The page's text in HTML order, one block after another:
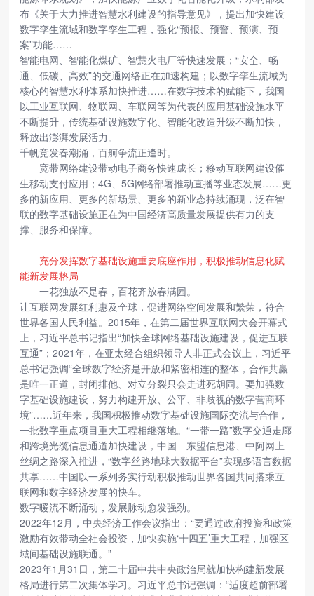
布《关于大力推进智慧水利建设的指导意见》，提出加快建设
数字孪生流域和数字孪生工程，强化“预报、预警、预演、预
案”功能……
智能电网、智能化煤矿、智慧火电厂等快速发展；“安全、畅
通、低碳、高效”的交通网络正在加速构建；以数字孪生流域为
核心的智慧水利体系加快推进……在数字技术的赋能下，我国
以工业互联网、物联网、车联网等为代表的应用基础设施水平
不断提升，传统基础设施数字化、智能化改造升级不断加快，
释放出澎湃发展活力。
千帆竞发春潮涌，百舸争流正逢时。
宽带网络建设带动电子商务快速成长；移动互联网建设催
生移动支付应用；4G、5G网络部署推动直播等业态发展……更
多的新应用、更多的新场景、更多的新业态持续涌现，泛在智
联的数字基础设施正在为中国经济高质量发展提供有力的支
撑、服务和保障。
充分发挥数字基础设施重要底座作用，积极推动信息化赋
能新发展格局
一花独放不是春，百花齐放春满园。
让互联网发展红利惠及全球，促进网络空间发展和繁荣，符合
世界各国人民利益。2015年，在第二届世界互联网大会开幕式
上，习近平总书记指出“加快全球网络基础设施建设，促进互联
互通”；2021年，在亚太经合组织领导人非正式会议上，习近平
总书记强调“全球数字经济是开放和紧密相连的整体，合作共赢
是唯一正道，封闭排他、对立分裂只会走进死胡同。要加强数
字基础设施建设，努力构建开放、公平、非歧视的数字营商环
境”……近年来，我国积极推动数字基础设施国际交流与合作，
一批数字重点项目重大工程相继落地。“一带一路”数字交通走廊
和跨境光缆信息通道加快建设，中国—东盟信息港、中阿网上
丝绸之路深入推进，“数字丝路地球大数据平台”实现多语言数据
共享……中国以一系列务实行动积极推动世界各国共同搭乘互
联网和数字经济发展的快车。
数字暖流不断涌动，发展脉动愈发强劲。
2022年12月，中央经济工作会议指出：“要通过政府投资和政策
激励有效带动全社会投资，加快实施‘十四五’重大工程，加强区
域间基础设施联通。”
2023年1月31日，第二十届中共中央政治局就加快构建新发展
格局进行第二次集体学习。习近平总书记强调：“适度超前部署